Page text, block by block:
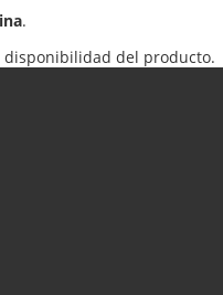
.
disponibilidad del producto.